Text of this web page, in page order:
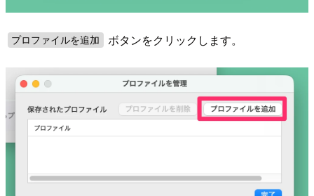
プロファイルを追加 ボタンをクリックします。